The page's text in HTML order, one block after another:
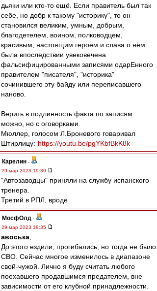
дьяки или кто-то ещё. Если правитель был так
себе, но добр к такому "историку", то он
становился великим, умным, добрым,
благодетелем, воином, полководцем,
красивым, настоящим героем и слава о нём
была впоследствии увековечена
фальсифицированными записями одарЕнного
правителем "писателя", "историка"
сочинившего эту байду или переписавшего
наново.
Верить в подлинность факта по записям
можно, но с оговорками.
Мюллер, голосом Л.Броневого говаривал
Штирлицу: https://youtu.be/pgYKbfBkK8k
Карелин -
29 мар 2023 19:39
"Автозаводцы" приняли на службу испанского
тренера.
Третий в РПЛ, вроде
МосфОлд -
29 мар 2023 19:35
авоська
До этого ездили, прогибались, но тогда не было
СВО. Сейчас многое изменилось в диапазоне
свой-чужой. Лично я буду считать любого
поехавшего продавшимся предателем, вне
зависимости от его клубной принадлежности.